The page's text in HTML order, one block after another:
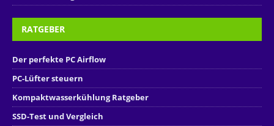
RATGEBER
PC-Lüfter steuern
Kompaktwasserkühlung Ratgeber
SSD-Test und Vergleich
AiO-Wasserkühlung optimal einbauen